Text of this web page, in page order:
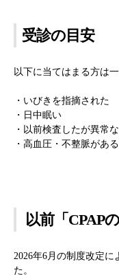
受診の目安
以下に当てはまる方は
・いびきを指摘された
・日中眠い
・以前検査したが異常
・高血圧・不整脈がある
以前「CPAP
2026年6月の制度改定に
た。